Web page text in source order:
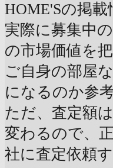
HOME'Sの掲載
実際に募集中
の市場価値を
ご自身の部屋
になるのか参
ただ、査定額
変わるので、
社に査定依頼